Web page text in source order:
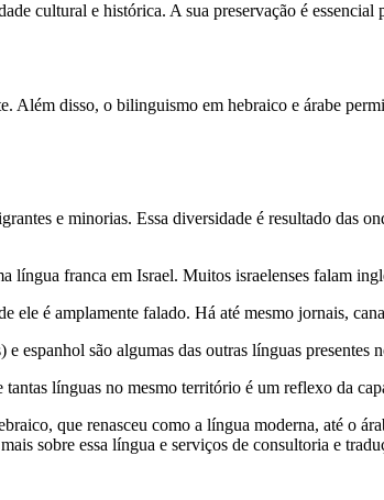
cultural e histórica. A sua preservação é
Além disso, o bilinguismo em hebraico e árabe
e minorias. Essa diversidade é resultado das
franca em Israel. Muitos israelenses falam
é amplamente falado. Há até mesmo jornais,
espanhol são algumas das outras línguas presentes
línguas no mesmo território é um reflexo da
que renasceu como a língua moderna, até o
sobre essa língua e serviços de consultoria e